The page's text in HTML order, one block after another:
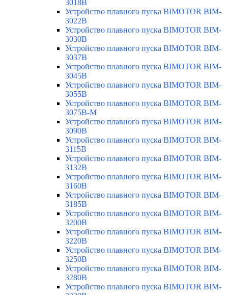
3018B
Устройство плавного пуска BIMOTOR BIM-
3022B
Устройство плавного пуска BIMOTOR BIM-
3030B
Устройство плавного пуска BIMOTOR BIM-
3037B
Устройство плавного пуска BIMOTOR BIM-
3045B
Устройство плавного пуска BIMOTOR BIM-
3055B
Устройство плавного пуска BIMOTOR BIM-
3075B-M
Устройство плавного пуска BIMOTOR BIM-
3090B
Устройство плавного пуска BIMOTOR BIM-
3115B
Устройство плавного пуска BIMOTOR BIM-
3132B
Устройство плавного пуска BIMOTOR BIM-
3160B
Устройство плавного пуска BIMOTOR BIM-
3185B
Устройство плавного пуска BIMOTOR BIM-
3200B
Устройство плавного пуска BIMOTOR BIM-
3220B
Устройство плавного пуска BIMOTOR BIM-
3250B
Устройство плавного пуска BIMOTOR BIM-
3280B
Устройство плавного пуска BIMOTOR BIM-